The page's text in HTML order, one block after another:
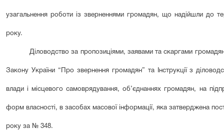
узагальнення роботи із зверненнями громадян, що надійшли до
року.
Діловодство за пропозиціями, заявами та скаргами
Закону України “Про звернення громадян” та Інструкції з
влади і місцевого самоврядування, об’єднаннях громадян, на
форм власності, в засобах масової інформації, яка затверджена
року за № 348.